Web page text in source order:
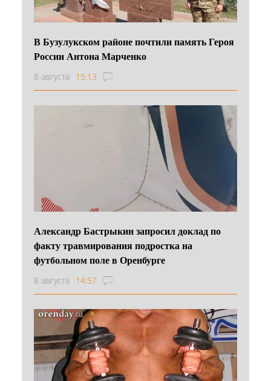
В Бузулукском районе почтили память Героя
России Антона Марченко
8 августа 15:13
Александр Бастрыкин запросил доклад по
факту травмирования подростка на
футбольном поле в Оренбурге
8 августа 14:57